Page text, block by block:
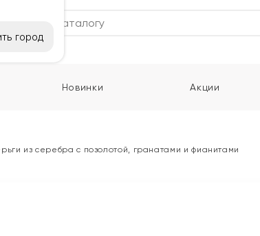
город
Новинки Акции
из серебра с позолотой, гранатами и фианитами